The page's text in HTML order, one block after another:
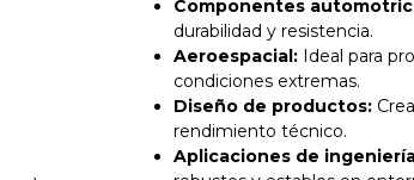
Componentes
durabilidad y resistencia.
Aeroespacial:Ideal para
condiciones extremas.
Diseño de productos:
rendimiento técnico.
Aplicaciones de